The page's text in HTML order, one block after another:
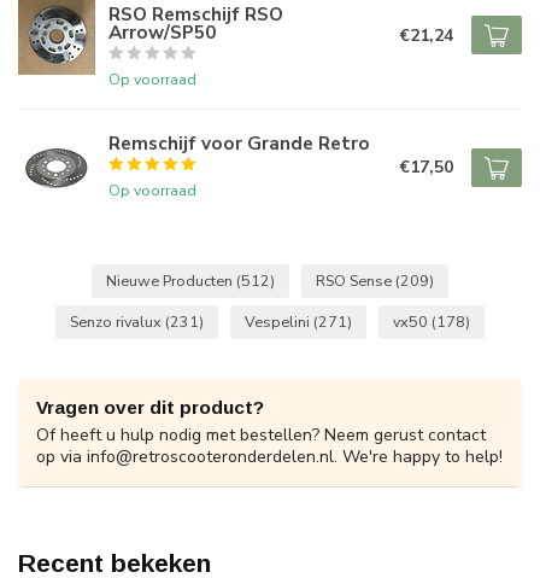
RSO Remschijf RSO
Arrow/SP50
Op voorraad
€21,24
Remschijf voor Grande Retro
Op voorraad
€17,50
Nieuwe Producten (512) RSO Sense (209)
Senzo rivalux (231) Vespelini (271) vx50 (178)
Vragen over dit product?
Of heeft u hulp nodig met bestellen? Neem gerust contact
op via info@retroscooteronderdelen.nl. We're happy to help!
Recent bekeken